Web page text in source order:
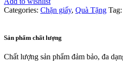
Categories: Chặn giấy, Quà Tặng Tag:
Sản phẩm chất lượng
Chất lượng sản phẩm đảm bảo, đa